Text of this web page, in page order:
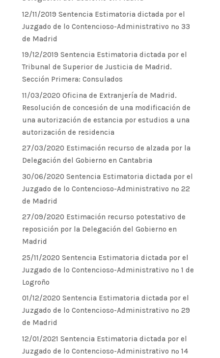
12/11/2019 Sentencia Estimatoria dictada por el
Juzgado de lo Contencioso-Administrativo nº 33
de Madrid
19/12/2019 Sentencia Estimatoria dictada por el
Tribunal de Superior de Justicia de Madrid.
Sección Primera: Consulados
11/03/2020 Oficina de Extranjería de Madrid.
Resolución de concesión de una modificación de
una autorización de estancia por estudios a una
autorización de residencia
27/03/2020 Estimación recurso de alzada por la
Delegación del Gobierno en Cantabria
30/06/2020 Sentencia Estimatoria dictada por el
Juzgado de lo Contencioso-Administrativo nº 22
de Madrid
27/09/2020 Estimación recurso potestativo de
reposición por la Delegación del Gobierno en
Madrid
25/11/2020 Sentencia Estimatoria dictada por el
Juzgado de lo Contencioso-Administrativo nº 1 de
Logroño
01/12/2020 Sentencia Estimatoria dictada por el
Juzgado de lo Contencioso-Administrativo nº 29
de Madrid
12/01/2021 Sentencia Estimatoria dictada por el
Juzgado de lo Contencioso-Administrativo nº 14